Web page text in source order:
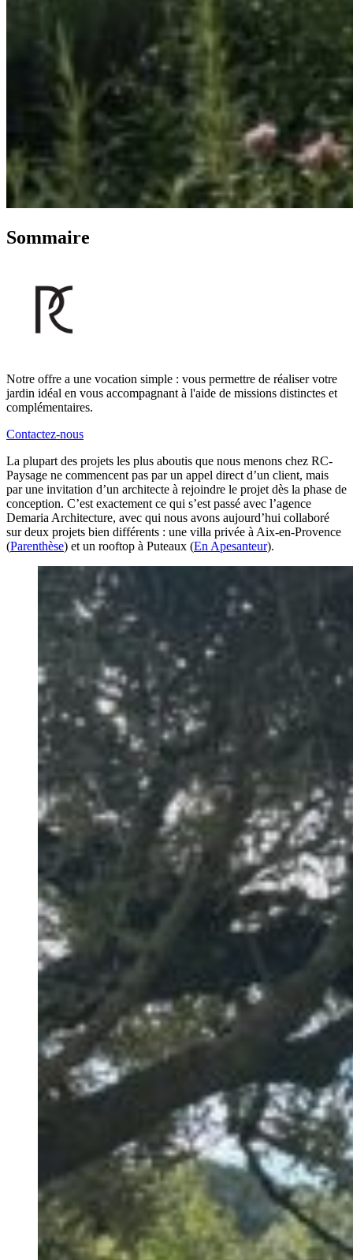
Sommaire
Notre offre a une vocation simple : vous permettre de réaliser votre
jardin idéal en vous accompagnant à l'aide de missions distinctes et
complémentaires.
Contactez-nous
La plupart des projets les plus aboutis que nous menons chez RC-
Paysage ne commencent pas par un appel direct d’un client, mais
par une invitation d’un architecte à rejoindre le projet dès la phase de
conception. C’est exactement ce qui s’est passé avec l’agence
Demaria Architecture, avec qui nous avons aujourd’hui collaboré
sur deux projets bien différents : une villa privée à Aix-en-Provence
(Parenthèse) et un rooftop à Puteaux (En Apesanteur).